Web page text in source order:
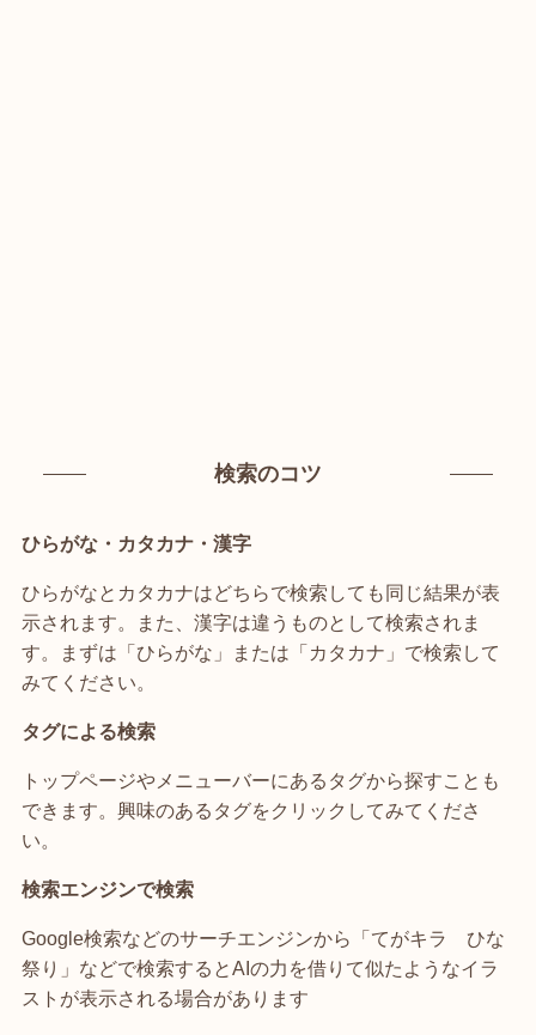
検索のコツ
ひらがな・カタカナ・漢字
ひらがなとカタカナはどちらで検索しても同じ結果が表
示されます。また、漢字は違うものとして検索されま
す。まずは「ひらがな」または「カタカナ」で検索して
みてください。
タグによる検索
トップページやメニューバーにあるタグから探すことも
できます。興味のあるタグをクリックしてみてくださ
い。
検索エンジンで検索
Google検索などのサーチエンジンから「てがキラ ひな
祭り」などで検索するとAIの力を借りて似たようなイラ
ストが表示される場合があります